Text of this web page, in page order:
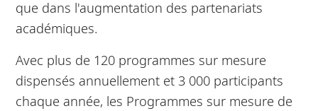
que dans l'augmentation des partenariats
académiques.
Avec plus de 120 programmes sur mesure
dispensés annuellement et 3 000 participants
chaque année, les Programmes sur mesure de